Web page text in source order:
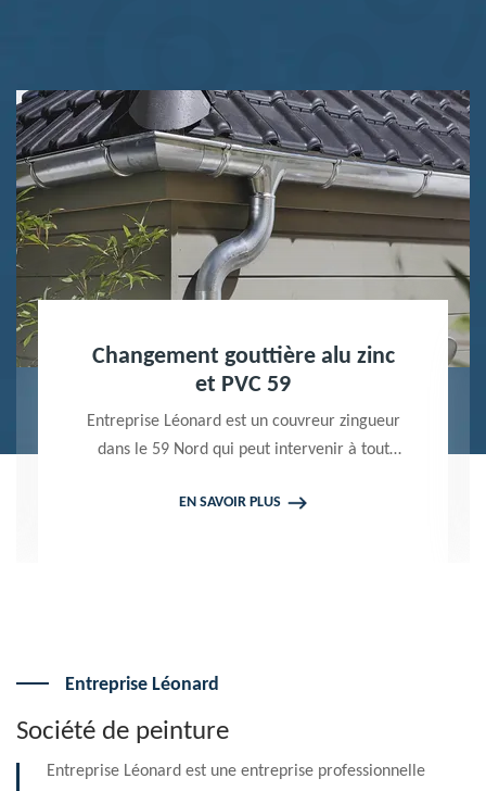
Nettoyage terrasse et pavé 59
Peintre professionnel dans le 59 Nord,
Entreprise Léonard utilise des produits de
pavé. Propose un devis gratuit qui ne vous
EN SAVOIR PLUS
Entreprise Léonard
Société de peinture
Entreprise Léonard est une entreprise professionnelle